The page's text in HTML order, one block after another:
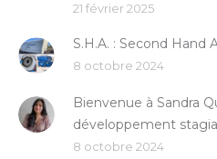
21 février 2025
S.H.A. : Second Hand
8 octobre 2024
Bienvenue à Sandra
développement
8 octobre 2024